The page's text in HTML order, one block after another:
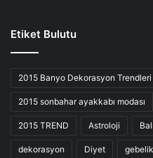
Etiket Bulutu
2015 Banyo Dekorasyon Trendleri
2015 sonbahar ayakkabı modası
2015 TREND Astroloji
dekorasyon Diyet gebelik